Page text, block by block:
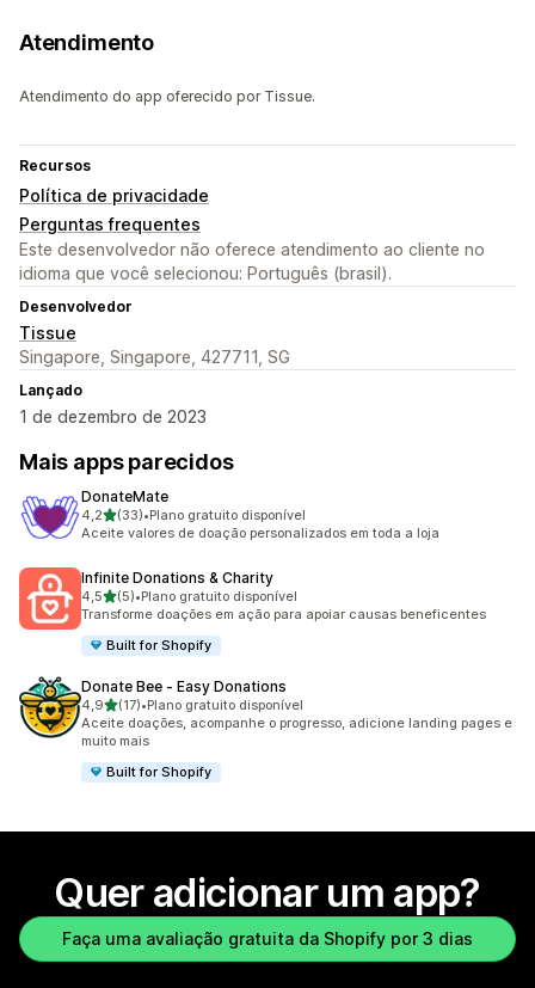
Atendimento
Atendimento do app oferecido por Tissue.
Recursos
Política de privacidade
Perguntas frequentes
Este desenvolvedor não oferece atendimento ao cliente no
idioma que você selecionou: Português (brasil).
Desenvolvedor
Tissue
Singapore, Singapore, 427711, SG
Lançado
1 de dezembro de 2023
Mais apps parecidos
DonateMate
4,2de 5 estrelas
(33)
33 avaliações ao todo
•Plano gratuito disponível
Aceite valores de doação personalizados em toda a loja
Infinite Donations & Charity
4,5de 5 estrelas
(5)
5 avaliações ao todo
•Plano gratuito disponível
Transforme doações em ação para apoiar causas beneficentes
Built for Shopify
Donate Bee ‑ Easy Donations
4,9de 5 estrelas
(17)
17 avaliações ao todo
•Plano gratuito disponível
Aceite doações, acompanhe o progresso, adicione landing pages e
muito mais
Built for Shopify
Quer adicionar um app?
Faça uma avaliação gratuita da Shopify por 3 dias